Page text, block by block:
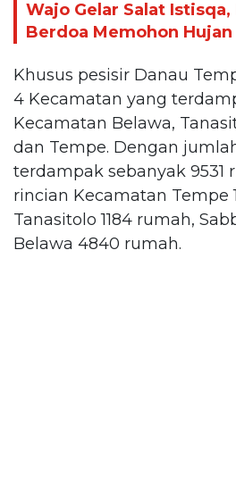
Wajo Gelar Salat Istisqa,
Berdoa Memohon Hujan
Khusus pesisir Danau
4 Kecamatan yang
Kecamatan Belawa,
dan Tempe. Dengan
terdampak sebanyak 9531
rincian Kecamatan Tempe
Tanasitolo 1184 rumah,
Belawa 4840 rumah.